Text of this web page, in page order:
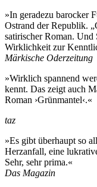
»In geradezu barocker
Ostrand der Republik.
satirischer Roman.
Wirklichkeit zur
Märkische Oderzeitung
»Wirklich spannend
kennt. Das zeigt auch
Roman ›Grünmantel‹.«
taz
»Es gibt überhaupt so
Herzanfall, eine
Sehr, sehr prima.«
Das Magazin